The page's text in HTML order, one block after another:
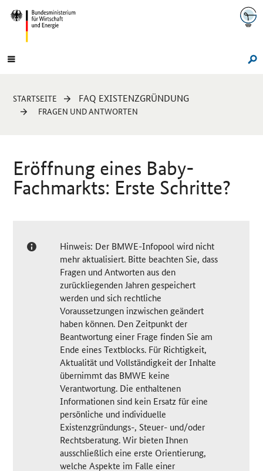
Navigation
Hauptmenü
Sie
sind
STARTSEITE FAQ EXISTENZGRÜNDUNG
FRAGEN UND ANTWORTEN
Eröffnung eines Baby-
Fachmarkts: Erste Schritte?
Hinweis: Der BMWE-Infopool wird nicht
mehr aktualisiert. Bitte beachten Sie, dass
Fragen und Antworten aus den
zurückliegenden Jahren gespeichert
werden und sich rechtliche
Voraussetzungen inzwischen geändert
haben können. Den Zeitpunkt der
Beantwortung einer Frage finden Sie am
Ende eines Textblocks. Für Richtigkeit,
Aktualität und Vollständigkeit der Inhalte
übernimmt das BMWE keine
Verantwortung. Die enthaltenen
Informationen sind kein Ersatz für eine
persönliche und individuelle
Existenzgründungs-, Steuer- und/oder
Rechtsberatung. Wir bieten Ihnen
ausschließlich eine erste Orientierung,
welche Aspekte im Falle einer